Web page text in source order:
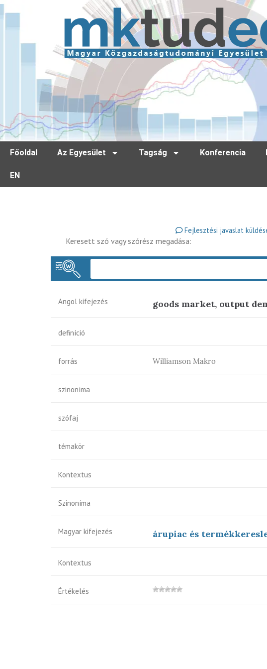
Főoldal Az Egyesület Tagság Konferencia
EN
Fejlesztési javaslat
Keresett szó vagy szórész megadása:
Angol kifejezés goods market, output
definíció
forrás Williamson Makro
szinoníma
szófaj
témakör
Kontextus
Szinoníma
Magyar kifejezés árupiac és
Kontextus
Értékelés